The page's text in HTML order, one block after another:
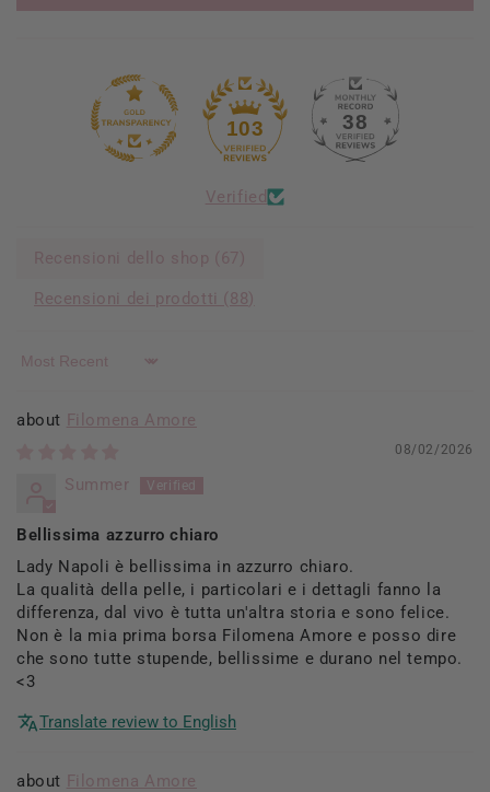
103 38
Verified
Recensioni dello shop ( 67 )
Recensioni dei prodotti (88)
Sort by
Filomena Amore
08/02/2026
Summer
Bellissima azzurro chiaro
Lady Napoli è bellissima in azzurro chiaro.
La qualità della pelle, i particolari e i dettagli fanno la
differenza, dal vivo è tutta un'altra storia e sono felice.
Non è la mia prima borsa Filomena Amore e posso dire
che sono tutte stupende, bellissime e durano nel tempo.
<3
Translate review to English
Filomena Amore